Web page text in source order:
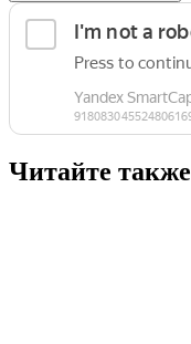
Читайте также